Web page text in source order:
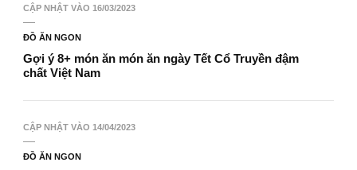
CẬP NHẬT VÀO 16/03/2023
ĐỒ ĂN NGON
Gợi ý 8+ món ăn món ăn ngày Tết Cổ Truyền đậm
chất Việt Nam
CẬP NHẬT VÀO 14/04/2023
ĐỒ ĂN NGON